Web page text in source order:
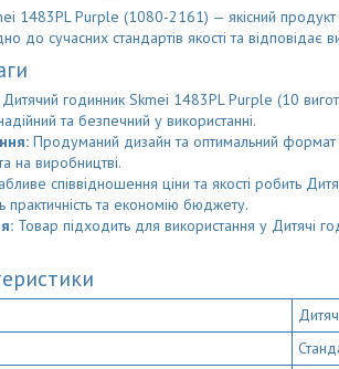
1483PL Purple (1080-2161) — якісний
до сучасних стандартів якості та відповідає
годинник Skmei 1483PL Purple (10
та безпечний у використанні.
Продуманий дизайн та оптимальний
на виробництві.
співвідношення ціни та якості робить
практичність та економію бюджету.
Товар підходить для використання у Дитячі